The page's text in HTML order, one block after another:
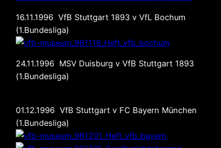
16.11.1996 VfB Stuttgart 1893 v VfL Bochum
(1.Bundesliga)
24.11.1996 MSV Duisburg v VfB Stuttgart 1893
(1.Bundesliga)
01.12.1996 VfB Stuttgart v FC Bayern München
(1.Bundesliga)